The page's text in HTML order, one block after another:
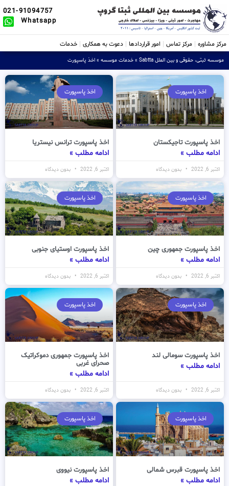
021-91094757
Whatsapp
مرکز مشاوره مرکز تماس امور قراردادها دعوت به همکاری خدمات
موسسه ثبتی، حقوقی و بین الملل Sabtta » خدمات موسسه » اخذ پاسپورت
اخذ پاسپورت
اخذ پاسپورت تاجیکستان
ادامه مطلب »
اکتبر 6, 2022 بدون دیدگاه
اخذ پاسپورت
اخذ پاسپورت ترانس نیستریا
ادامه مطلب »
اکتبر 6, 2022 بدون دیدگاه
اخذ پاسپورت
اخذ پاسپورت جمهوری چین
ادامه مطلب »
اکتبر 6, 2022 بدون دیدگاه
اخذ پاسپورت
اخذ پاسپورت اوستیای جنوبی
ادامه مطلب »
اکتبر 6, 2022 بدون دیدگاه
اخذ پاسپورت
اخذ پاسپورت سومالی لند
ادامه مطلب »
اکتبر 6, 2022 بدون دیدگاه
اخذ پاسپورت
اخذ پاسپورت جمهوری دموکراتیک
صحرای غربی
ادامه مطلب »
اکتبر 6, 2022 بدون دیدگاه
اخذ پاسپورت
اخذ پاسپورت قبرس شمالی
ادامه مطلب »
اخذ پاسپورت
اخذ پاسپورت نیووی
ادامه مطلب »